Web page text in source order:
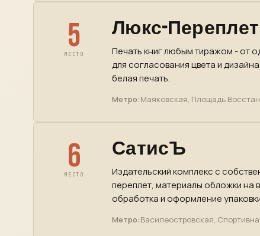
5
МЕСТО
Люкс-Переплет
Печать книг любым тиражом - от
для согласования цвета и
белая печать.
Метро:Маяковская, Площадь
6
МЕСТО
СатисЪ
Издательский комплекс с
переплет, материалы обложки на
обработка и оформление
Метро:Василеостровская,